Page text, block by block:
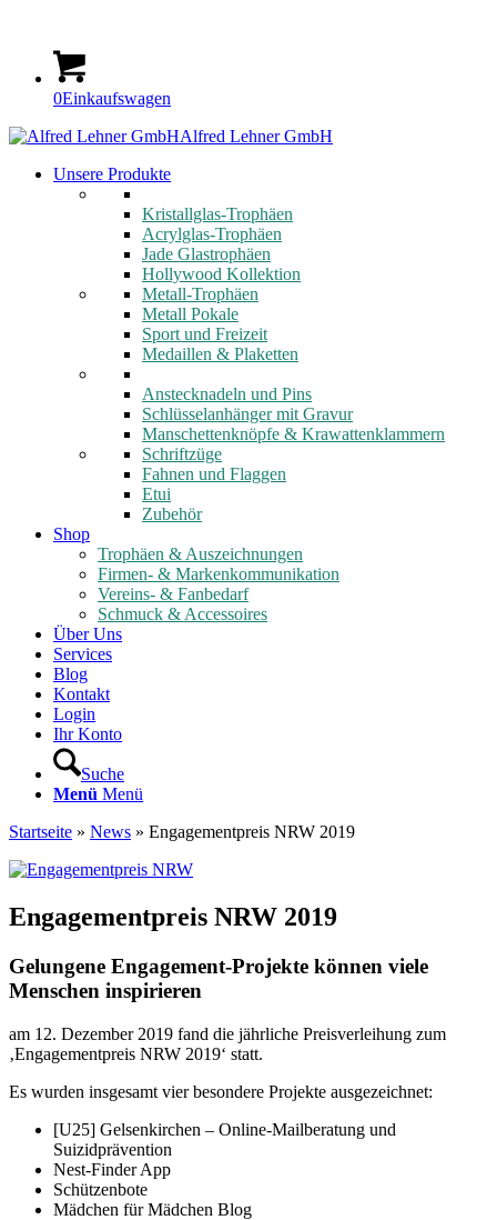
0Einkaufswagen
Alfred Lehner GmbH
Unsere Produkte
Kristallglas-Trophäen
Acrylglas-Trophäen
Jade Glastrophäen
Hollywood Kollektion
Metall-Trophäen
Metall Pokale
Sport und Freizeit
Medaillen & Plaketten
Anstecknadeln und Pins
Schlüsselanhänger mit Gravur
Manschettenknöpfe & Krawattenklammern
Schriftzüge
Fahnen und Flaggen
Etui
Zubehör
Shop
Trophäen & Auszeichnungen
Firmen- & Markenkommunikation
Vereins- & Fanbedarf
Schmuck & Accessoires
Über Uns
Services
Blog
Kontakt
Login
Ihr Konto
Suche
Menü Menü
Startseite » News » Engagementpreis NRW 2019
Engagementpreis NRW 2019
Gelungene Engagement-Projekte können viele
Menschen inspirieren
am 12. Dezember 2019 fand die jährliche Preisverleihung zum
‚Engagementpreis NRW 2019‘ statt.
Es wurden insgesamt vier besondere Projekte ausgezeichnet:
[U25] Gelsenkirchen – Online-Mailberatung und
Suizidprävention
Nest-Finder App
Schützenbote
Mädchen für Mädchen Blog